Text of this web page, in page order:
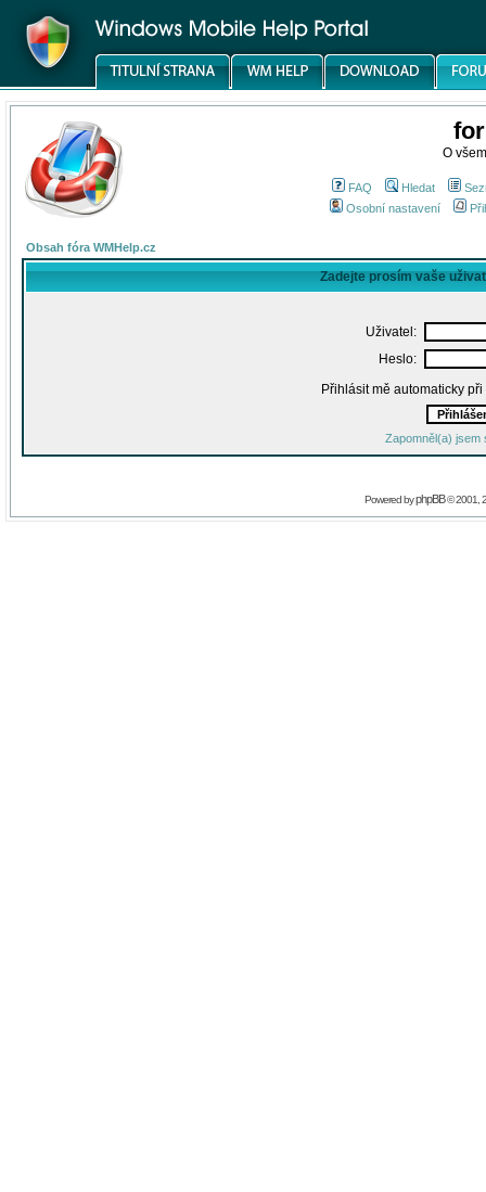
O
FAQ Hledat
Osobní nastavení
Obsah fóra WMHelp.cz
Zadejte prosím vaše
Uživatel:
Heslo:
Přihlásit mě automaticky
Zapomněl(a) jsem
Powered byphpBB© 2001,